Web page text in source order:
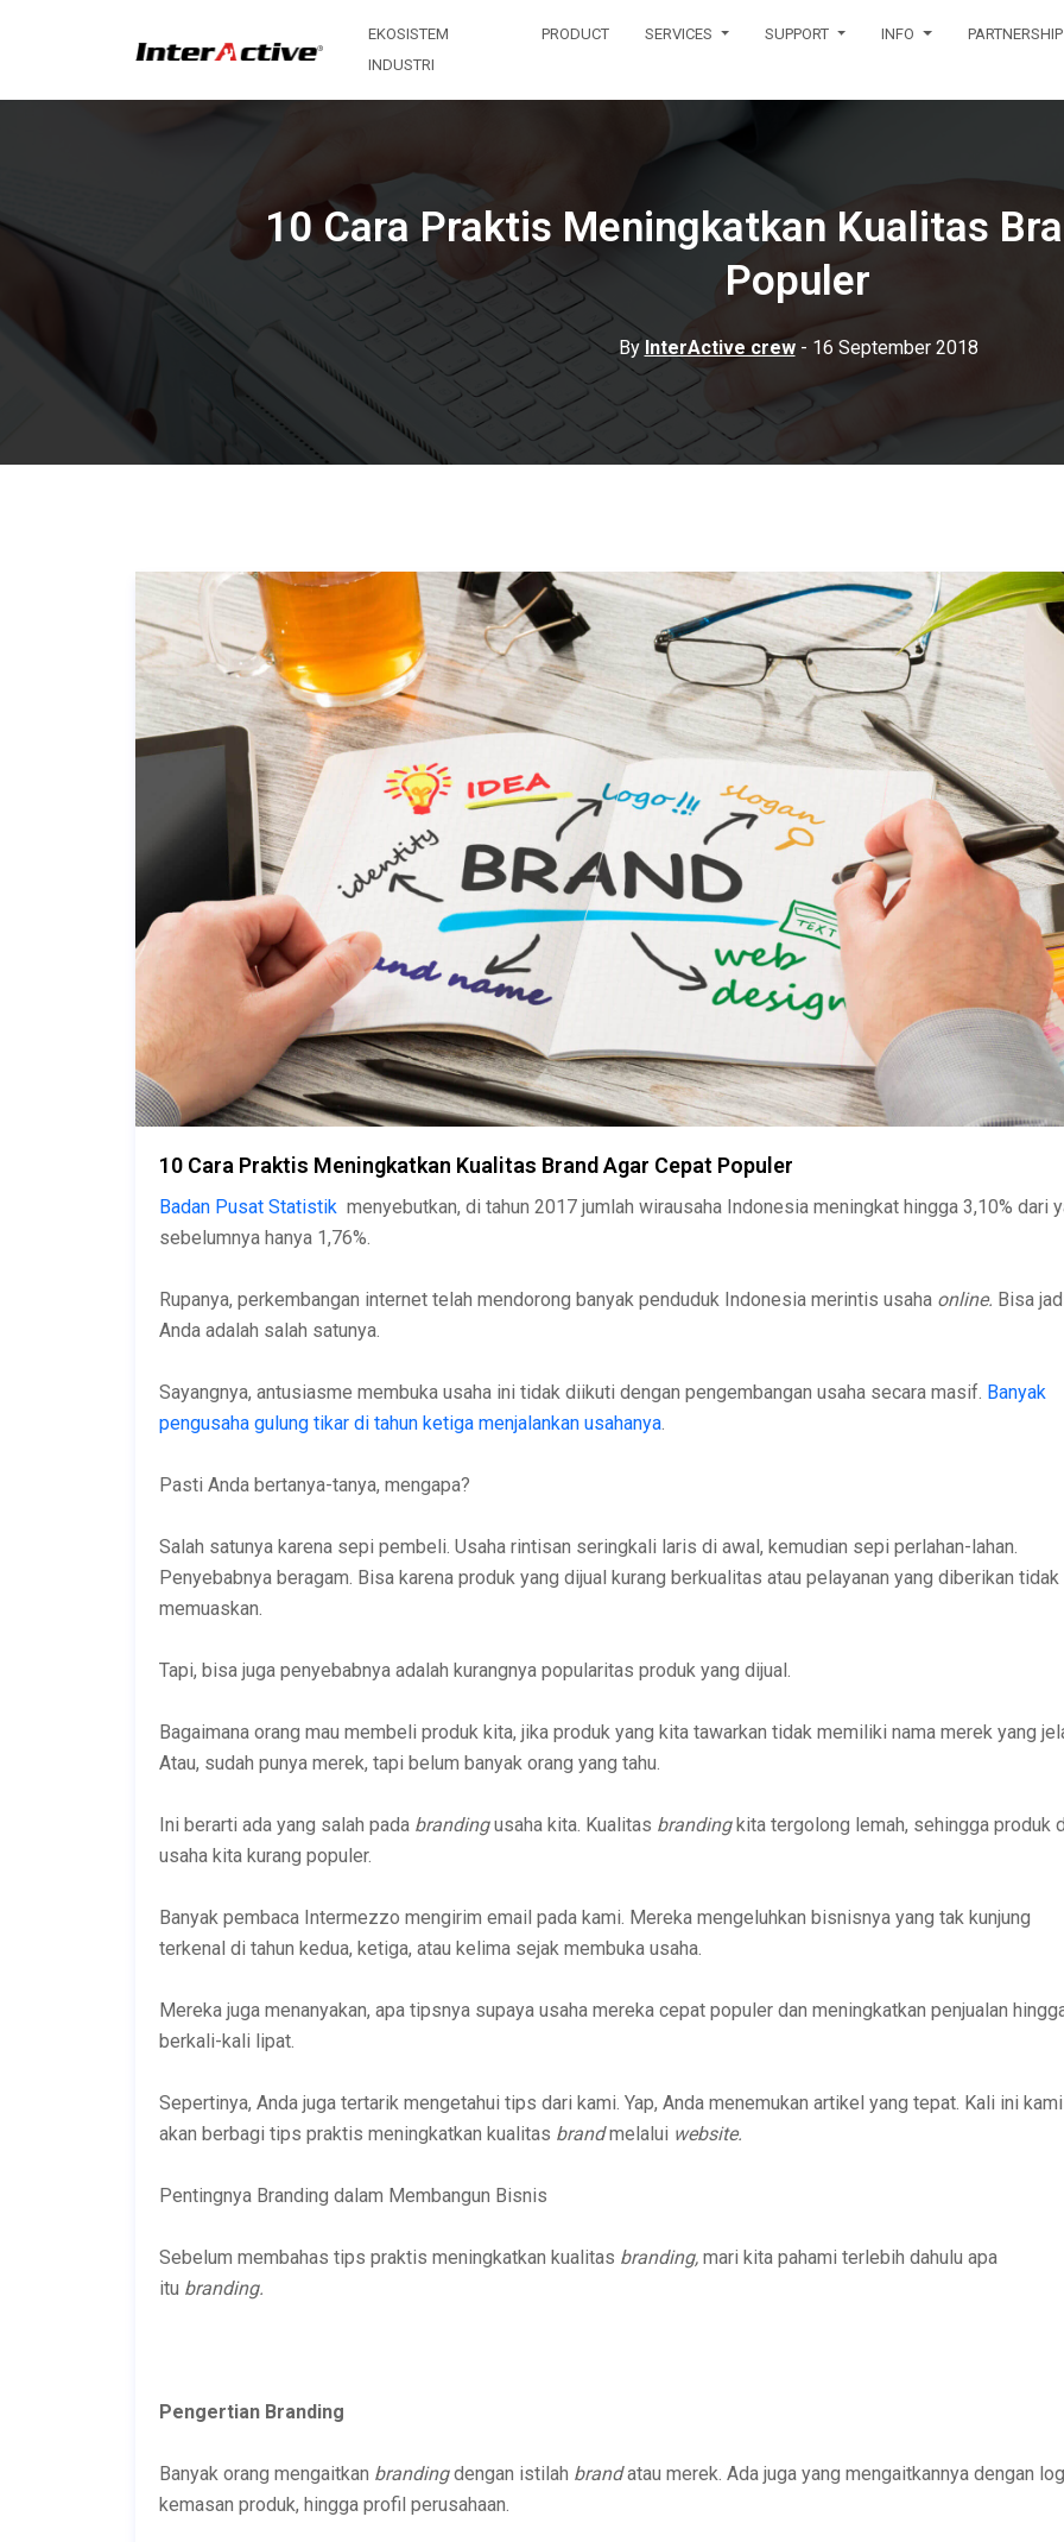
EKOSISTEM
INDUSTRI
PRODUCT SERVICES SUPPORT INFO PARTNERSHIP
10 Cara Praktis Meningkatkan Kualitas
Populer
By InterActive crew- 16 September 2018
10 Cara Praktis Meningkatkan Kualitas Brand Agar Cepat Populer
Badan Pusat Statistik menyebutkan, di tahun 2017 jumlah wirausaha Indonesia meningkat hingga 3,10% dari
sebelumnya hanya 1,76%.
Rupanya, perkembangan internet telah mendorong banyak penduduk Indonesia merintis usaha online. Bisa
Anda adalah salah satunya.
Sayangnya, antusiasme membuka usaha ini tidak diikuti dengan pengembangan usaha secara masif. Banyak
pengusaha gulung tikar di tahun ketiga menjalankan usahanya.
Pasti Anda bertanya-tanya, mengapa?
Salah satunya karena sepi pembeli. Usaha rintisan seringkali laris di awal, kemudian sepi perlahan-lahan.
Penyebabnya beragam. Bisa karena produk yang dijual kurang berkualitas atau pelayanan yang diberikan tidak
memuaskan.
Tapi, bisa juga penyebabnya adalah kurangnya popularitas produk yang dijual.
Bagaimana orang mau membeli produk kita, jika produk yang kita tawarkan tidak memiliki nama merek yang
Atau, sudah punya merek, tapi belum banyak orang yang tahu.
Ini berarti ada yang salah pada brandingusaha kita. Kualitas brandingkita tergolong lemah, sehingga produk
usaha kita kurang populer.
Banyak pembaca Intermezzo mengirim email pada kami. Mereka mengeluhkan bisnisnya yang tak kunjung
terkenal di tahun kedua, ketiga, atau kelima sejak membuka usaha.
Mereka juga menanyakan, apa tipsnya supaya usaha mereka cepat populer dan meningkatkan penjualan
berkali-kali lipat.
Sepertinya, Anda juga tertarik mengetahui tips dari kami. Yap, Anda menemukan artikel yang tepat. Kali ini kami
akan berbagi tips praktis meningkatkan kualitas brandmelalui website.
Pentingnya Branding dalam Membangun Bisnis
Sebelum membahas tips praktis meningkatkan kualitas branding, mari kita pahami terlebih dahulu apa
itu branding.
Pengertian Branding
Banyak orang mengaitkan brandingdengan istilah brandatau merek. Ada juga yang mengaitkannya dengan
kemasan produk, hingga profil perusahaan.